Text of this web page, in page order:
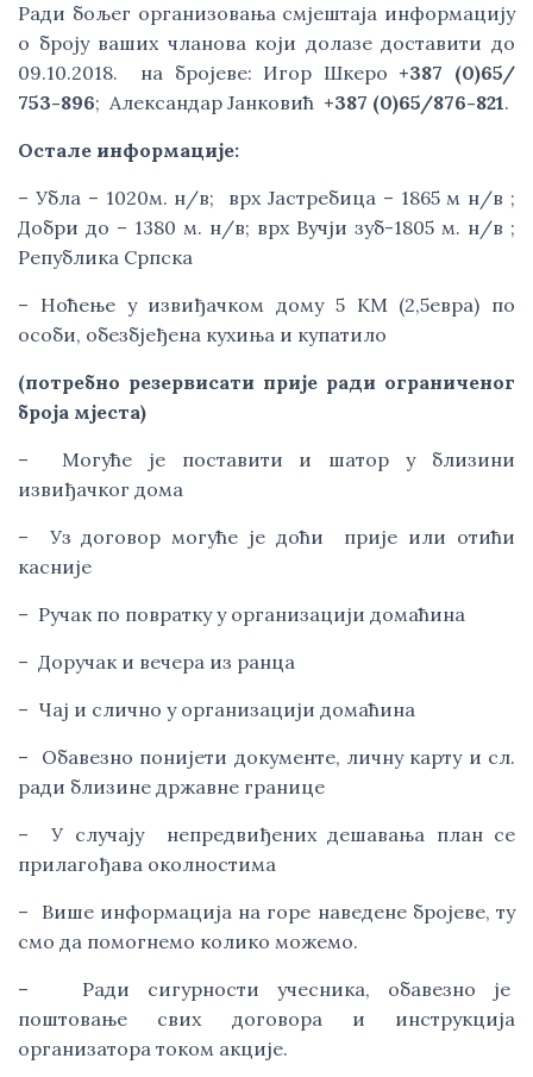
Ради бољег организовања смјештаја информацију
о броју ваших чланова који долазе доставити до
09.10.2018.  на бројеве: Игор Шкеро +387 (0)65/
753-896;  Александар Јанковић +387 (0)65/876-821.
Остале информације:
– Убла – 1020м. н/в;  врх Јастребица – 1865 м н/в ;
Добри до – 1380 м. н/в; врх Вучји зуб-1805 м. н/в ;
Република Српска
– Ноћење у извиђачком дому 5 КМ (2,5евра) по
особи, обезбјеђена кухиња и купатило
(потребно резервисати прије ради ограниченог
броја мјеста)
–  Могуће је поставити и шатор у близини
извиђачког дома
–  Уз договор могуће је доћи  прије или отићи
касније
–  Ручак по повратку у организацији домаћина
–  Доручак и вечера из ранца
–  Чај и слично у организацији домаћина
–  Обавезно понијети документе, личну карту и сл.
ради близине државне границе
–  У случају  непредвиђених дешавања план се
прилагођава околностима
–  Више информација на горе наведене бројеве, ту
смо да помогнемо колико можемо.
–   Ради сигурности учесника, обавезно је
поштовање свих договора и инструкција
организатора током акције.